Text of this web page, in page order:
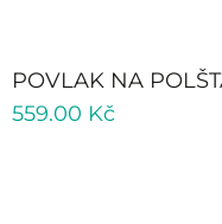
POVLAK NA
559.00 Kč